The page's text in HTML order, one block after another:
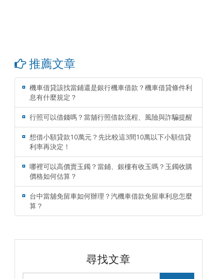
推薦文章
機車借貸該找當鋪還是銀行機車借款？機車借貸條件利
息有什麼規定？
行照可以借錢嗎？當舖行照借款流程、風險與詐騙提醒
想借小額貸款10萬元？先比較這3間10萬以下小額信貸
利率再決定！
哪裡可以高價賣玉鐲？當鋪、銀樓有收玉嗎？玉鐲收購
價格如何估算？
台中當舖免留車如何辦理？汽機車借款免留車利息怎麼
算？
尋找文章